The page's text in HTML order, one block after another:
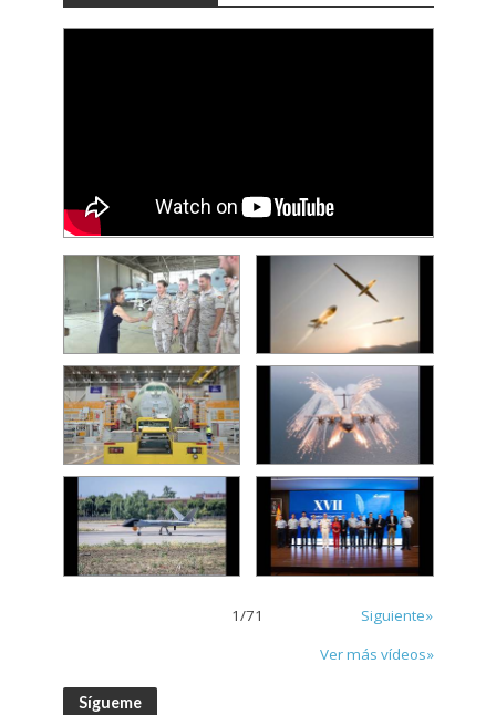
1/71
Siguiente»
Ver más vídeos»
Sígueme